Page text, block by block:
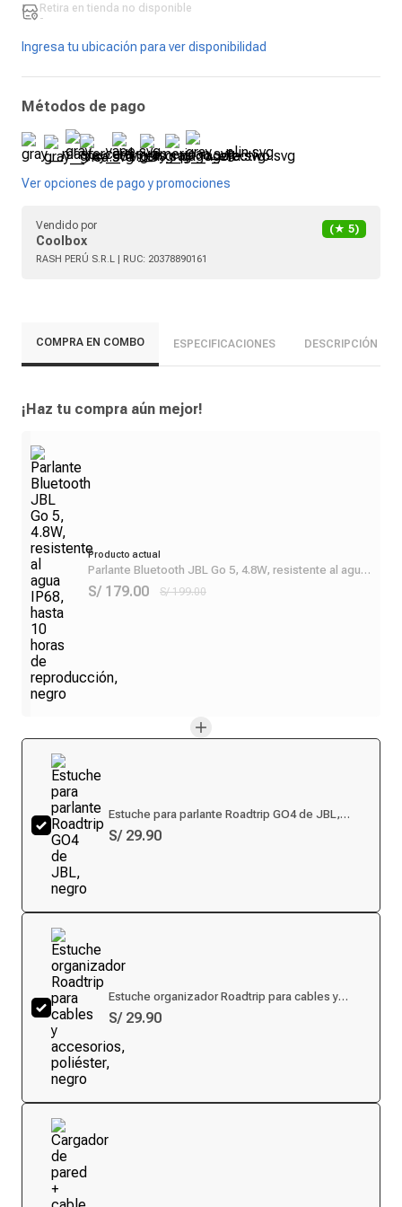
Retira en tienda no disponible
-
Ingresa tu ubicación para ver disponibilidad
Métodos de pago
Ver opciones de pago y promociones
Vendido por
Coolbox
(★ 5)
RASH PERÚ S.R.L | RUC: 20378890161
COMPRA EN COMBO ESPECIFICACIONES DESCRIPCIÓN
¡Haz tu compra aún mejor!
Producto actual
Parlante Bluetooth JBL Go 5, 4.8W, resistente al agua
IP68, hasta 10 horas de reproducción, negro
S/ 179.00 S/ 199.00
Estuche para parlante Roadtrip GO4 de JBL,
negro
S/ 29.90
Estuche organizador Roadtrip para cables y
accesorios, poliéster, negro
S/ 29.90